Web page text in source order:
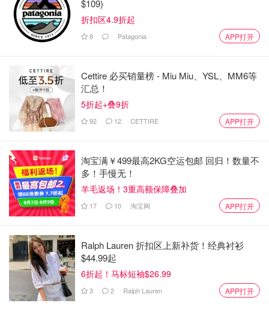
$109)
折扣区4.9折起
8 Patagonia APP打开
Cettire 必买销量榜 - Miu Miu、YSL、MM6等
汇总！
5折起+叠9折
92 12 CETTIRE APP打开
淘宝满￥499最高2KG空运包邮 回归！数量不
多！手慢无！
羊毛返场！3重高额保障叠加
17 10 淘宝网 APP打开
Ralph Lauren 折扣区上新补货！经典衬衫
$44.99起
6折起！马标短袖$26.99
3 2 Ralph Lauren APP打开